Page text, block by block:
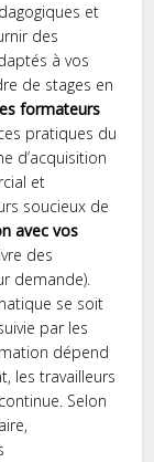
et
des
à vos
de stages en
formateurs
pratiques du
d’acquisition
et
soucieux de
avec vos
des
demande).
se soit
par les
dépend
les travailleurs
Selon